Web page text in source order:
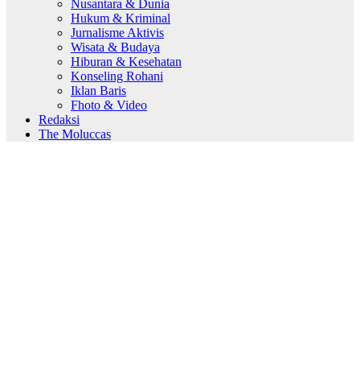
Nusantara & Dunia
Hukum & Kriminal
Jurnalisme Aktivis
Wisata & Budaya
Hiburan & Kesehatan
Konseling Rohani
Iklan Baris
Fhoto & Video
Redaksi
The Moluccas